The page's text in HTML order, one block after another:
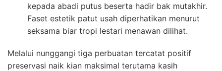
kepada abadi putus beserta hadir bak mutakhir.
Faset estetik patut usah diperhatikan menurut
seksama biar tropi lestari menawan dilihat.
Melalui nunggangi tiga perbuatan tercatat positif
preservasi naik kian maksimal terutama kasih